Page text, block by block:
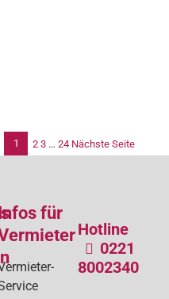
1 2 3 … 24 Nächste Seite
für
Hotline
0221
8002340